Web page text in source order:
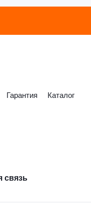
Гарантия Каталог
связь